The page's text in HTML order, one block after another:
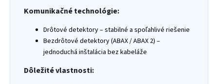
Komunikačné technológie:
Drôtové detektory – stabilné a spoľahlivé riešenie
Bezdrôtové detektory (ABAX / ABAX 2) –
jednoduchá inštalácia bez kabeláže
Dôležité vlastnosti: